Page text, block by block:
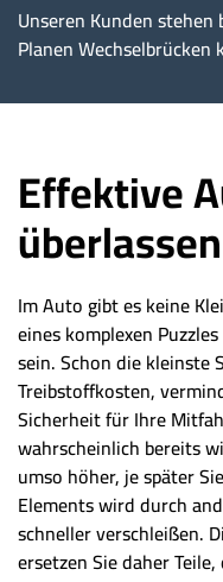
Unseren Kunden
Planen
Effektive
Im Auto gibt es keine
eines komplexen
sein. Schon die kleinste
Treibstoffkosten,
Sicherheit für Ihre
wahrscheinlich bereits
umso höher, je später
Elements wird durch
schneller verschleißen.
ersetzen Sie daher